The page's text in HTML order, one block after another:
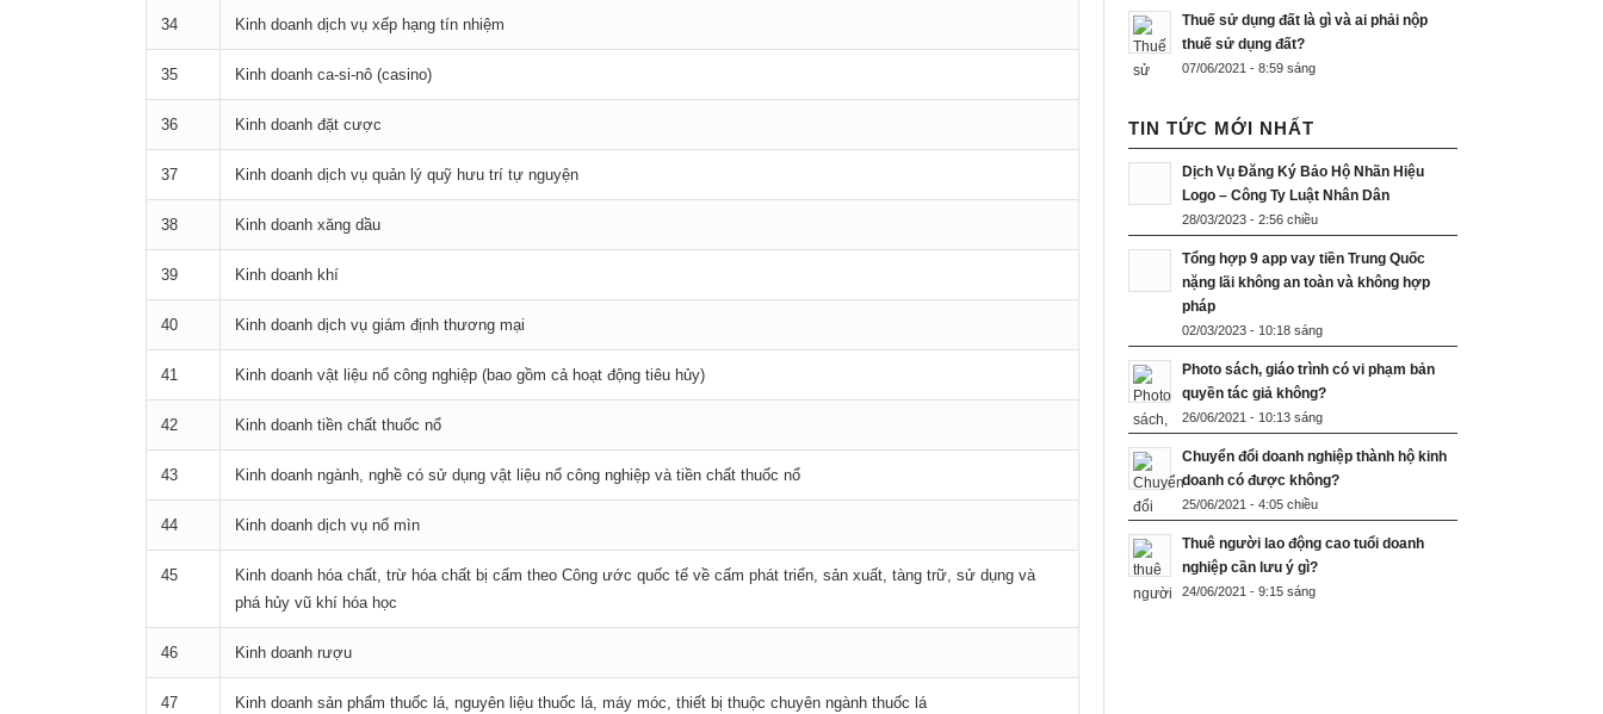
34 Kinh doanh dịch vụ xếp hạng tín nhiệm
35 Kinh doanh ca-si-nô (casino)
36 Kinh doanh đặt cược
37 Kinh doanh dịch vụ quản lý quỹ hưu trí tự nguyện
38 Kinh doanh xăng dầu
39 Kinh doanh khí
40 Kinh doanh dịch vụ giám định thương mại
41 Kinh doanh vật liệu nổ công nghiệp (bao gồm cả hoạt động tiêu hủy)
42 Kinh doanh tiền chất thuốc nổ
43 Kinh doanh ngành, nghề có sử dụng vật liệu nổ công nghiệp và tiền chất thuốc nổ
44 Kinh doanh dịch vụ nổ mìn
45
Kinh doanh hóa chất, trừ hóa chất bị cấm theo Công ước quốc tế về cấm phát triển, sản xuất, tàng trữ, sử dụng và
phá hủy vũ khí hóa học
46 Kinh doanh rượu
47 Kinh doanh sản phẩm thuốc lá, nguyên liệu thuốc lá, máy móc, thiết bị thuộc chuyên ngành thuốc lá
Thuế sử dụng đất là gì và ai phải nộp
thuế sử dụng đất?
07/06/2021 - 8:59 sáng
TIN TỨC MỚI NHẤT
Dịch Vụ Đăng Ký Bảo Hộ Nhãn Hiệu
Logo – Công Ty Luật Nhân Dân
28/03/2023 - 2:56 chiều
Tổng hợp 9 app vay tiền Trung Quốc
nặng lãi không an toàn và không hợp
pháp
02/03/2023 - 10:18 sáng
Photo sách, giáo trình có vi phạm bản
quyền tác giả không?
26/06/2021 - 10:13 sáng
Chuyển đổi doanh nghiệp thành hộ kinh
doanh có được không?
25/06/2021 - 4:05 chiều
Thuê người lao động cao tuổi doanh
nghiệp cần lưu ý gì?
24/06/2021 - 9:15 sáng